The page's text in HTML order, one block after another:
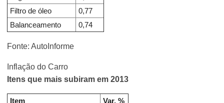
Filtro de óleo
0,77
Balanceamento
0,74
Fonte: AutoInforme
Inflação do Carro
Itens que mais subiram em 2013
Item
Var, %